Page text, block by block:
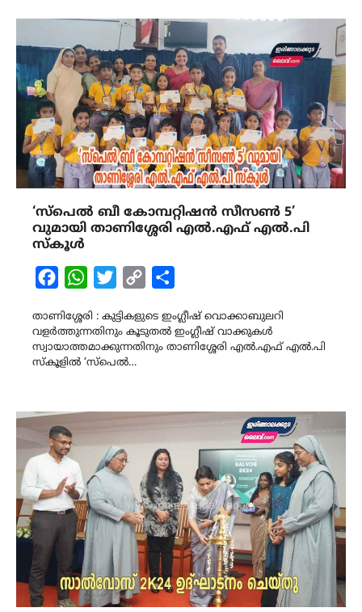
‘സ്പെൽ ബീ കോമ്പറ്റിഷൻ സീസൺ 5’
വുമായി താണിശ്ശേരി എൽ.എഫ് എൽ.പി
സ്കൂൾ
FacebookWhatsAppTwitterCopy
താണിശ്ശേരി : കുട്ടികളുടെ ഇംഗ്ലീഷ് വൊക്കാബുലറി
വളർത്തുന്നതിനും കൂടുതൽ ഇംഗ്ലീഷ് വാക്കുകൾ
സ്വായാത്തമാക്കുന്നതിനും താണിശ്ശേരി എൽ.എഫ് എൽ.പി
സ്കൂളിൽ ‘സ്പെൽ…